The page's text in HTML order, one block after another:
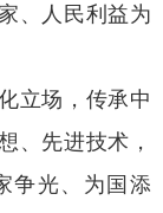
、人民利益为
立场，传承中
、先进技术，
争光、为国添